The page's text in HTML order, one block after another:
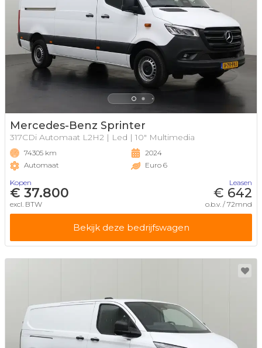
Mercedes-Benz Sprinter
317CDi Automaat L2H2 | Led | 10" Multimedia
74305 km
Automaat
2024
Euro 6
Kopen
€ 37.800
excl. BTW
Leasen
€ 642
o.b.v. / 72mnd
Bekijk deze bedrijfswagen